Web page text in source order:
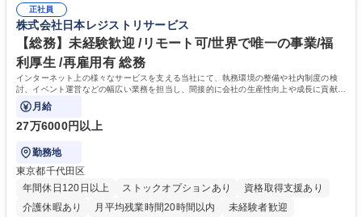
の他に担当頂く業務が発生する場合があります。 募集職種 【営業事務】
業務職/三井物産グループ/平均残業時間10H/完全週休2日
ション力がある方。 ・チャレンジを厭わず、粘り強く業務に取り組める
方。多様な関係者と謙虚に信頼関係を構築でき、期限を意識したスケジュ
ール管理が出来る方。※将来的に他部署（営業部門、コーポレート部門）
へのジョブローテーションの可能性があります。 学歴・資格 学歴：大学
院 大学 語学力： 資格：宅地建物取引士
正社員
株式会社日本レジストリサービス
【総務】未経験歓迎 /リモート可/世界で唯一の事業/福
利厚生 /再雇用有 総務
インターネット上の様々なサービスを支える当社にて、執務環境の整備や社内制度の検
討、イベント運営などの幅広い業務を担当し、間接的に会社の生産性向上や成長に貢献し
ている部署です。
月給
27万6000円以上
勤務地
東京都千代田区
年間休日120日以上
ストックオプションあり
資格取得支援あり
介護休暇あり
月平均残業時間20時間以内
未経験者歓迎